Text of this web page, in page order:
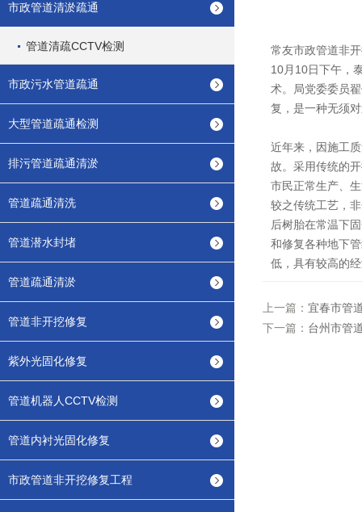
市政管道清淤疏通
管道清疏CCTV检测
市政污水管道疏通
大型管道疏通检测
排污管道疏通清淤
管道疏通清洗
管道潜水封堵
管道疏通清淤
管道非开挖修复
紫外光固化修复
管道机器人CCTV检测
管道内衬光固化修复
市政管道非开挖修复工程
常友市政管道非
10月10日下午，
术。局党委委员
复，是一种无须
近年来，因施工
故。采用传统的
市民正常生产、
较之传统工艺，
后树胎在常温下
和修复各种地下
低，具有较高的
上一篇： 宜春市管
下一篇： 台州市管